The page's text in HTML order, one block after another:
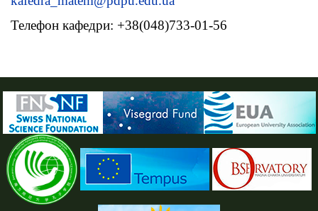
Телефон кафедри: +38(048)733-01-56